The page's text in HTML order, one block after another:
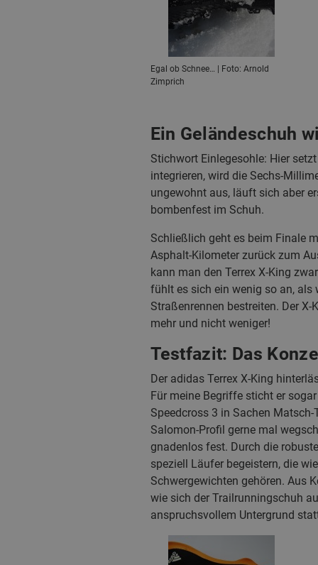
Egal ob Schnee… | Foto: Arnold
Zimprich
Ein Geländeschuh
Stichwort Einlegesohle: Hier
integrieren, wird die Sechs-
ungewohnt aus, läuft sich aber
bombenfest im Schuh.
Schließlich geht es beim Finale
Asphalt-Kilometer zurück zum
kann man den Terrex X-King
fühlt es sich ein wenig so an,
Straßenrennen bestreiten. Der
mehr und nicht weniger!
Testfazit: Das
Der adidas Terrex X-King
Für meine Begriffe sticht er
Speedcross 3 in Sachen
Salomon-Profil gerne mal
gnadenlos fest. Durch die
speziell Läufer begeistern, die
Schwergewichten gehören. Aus
wie sich der Trailrunningschuh
anspruchsvollem Untergrund